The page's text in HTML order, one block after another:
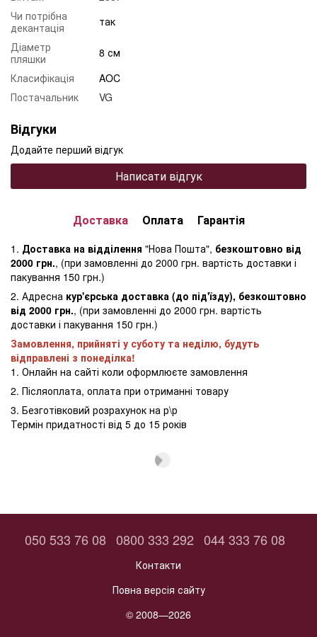
Чи потрібна
декантація
так
Діаметр
пляшки
8 см
Класифікація
AOC
Постачальник
VG
Відгуки
Додайте перший відгук
Написати відгук
Доставка Оплата Гарантія
1. Доставка на відділення "Нова Пошта", безкоштовно від
2000 грн., (при замовленні до 2000 грн. вартість доставки і
пакування 150 грн.)
2. Адресна кур'єрська доставка (до під'їзду), безкоштовно
від 2000 грн., (при замовленні до 2000 грн. вартість
доставки і пакування 150 грн.)
Замовлення, прийняті у суботу та неділю, будуть
відправлені з понеділка!
1. Онлайн на сайті коли оформлюєте замовлення
2. Післяоплата, оплата при отриманні товару
3. Безготівковий розрахунок на р\р
Термін придатності від 5 до 15 років
050 533 76 08 0800 333 292 044 333 76 08
Контакти
Повна версія сайту
© 2008—2026